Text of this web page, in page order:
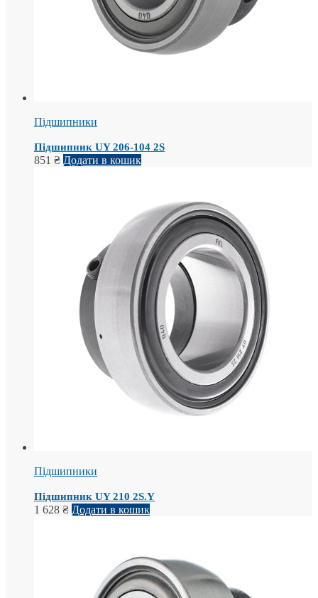
Підшипники
Підшипник UY 206-104 2S
851 ₴ Додати в кошик
Підшипники
Підшипник UY 210 2S.Y
1 628 ₴ Додати в кошик